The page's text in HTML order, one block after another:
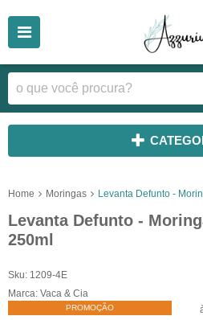
Home Moringas Levanta Defunto -
Levanta Defunto -
250ml
Sku: 1209-4E
Marca: Vaca & Cia
PROMOÇÃO